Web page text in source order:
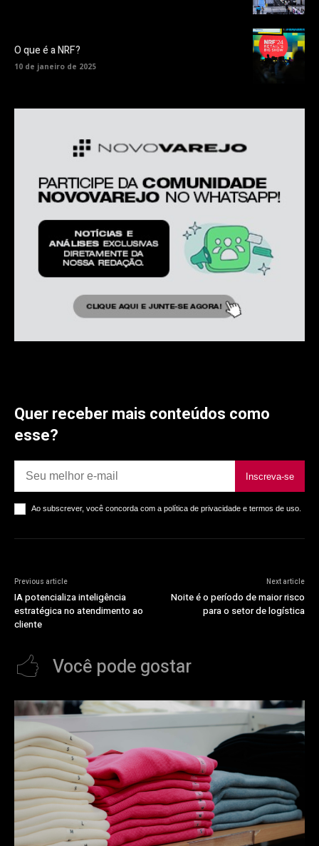
O que é a NRF?
10 de janeiro de 2025
Quer receber mais conteúdos como
esse?
Inscreva-se
Ao subscrever, você concorda com a política de privacidade e termos de uso.
Previous article
IA potencializa inteligência
estratégica no atendimento ao
cliente
Next article
Noite é o período de maior risco
para o setor de logística
Você pode gostar